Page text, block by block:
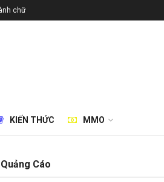
chữ
KIẾN THỨC MMO
Cáo